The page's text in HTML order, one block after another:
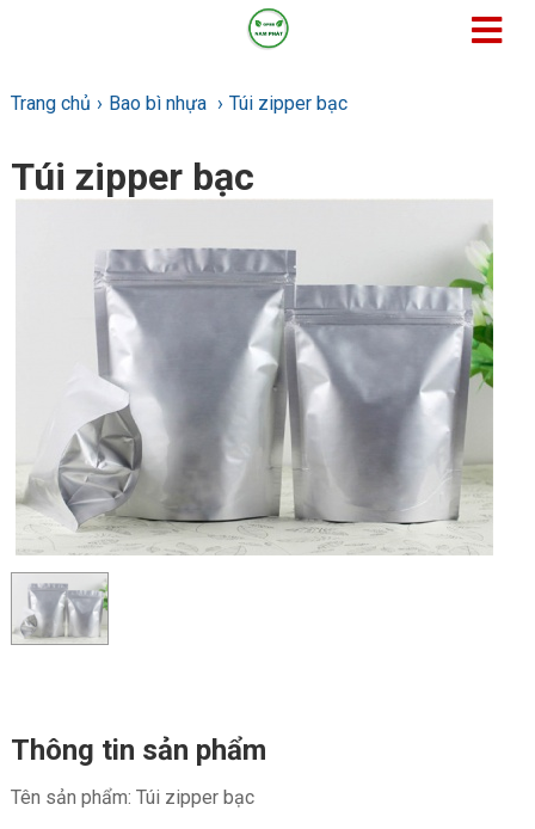
Trang chủ Bao bì nhựa Túi zipper bạc
Túi zipper bạc
Thông tin sản phẩm
Tên sản phẩm: Túi zipper bạc